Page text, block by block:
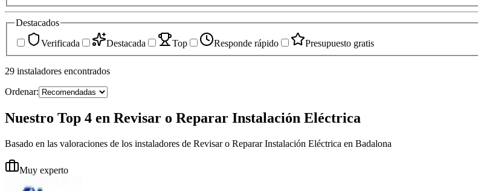
Destacados
Verificada
Destacada Top Responde rápido Presupuesto gratis
29 instaladores encontrados
Ordenar:
Nuestro Top 4 en Revisar o Reparar Instalación Eléctrica
Basado en las valoraciones de los instaladores de Revisar o Reparar Instalación Eléctrica en Badalona
Muy experto